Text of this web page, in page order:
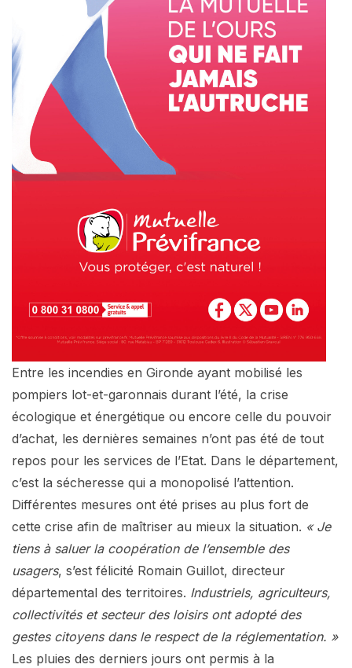
Entre les incendies en Gironde ayant mobilisé les
pompiers lot-et-garonnais durant l’été, la crise
écologique et énergétique ou encore celle du pouvoir
d’achat, les dernières semaines n’ont pas été de tout
repos pour les services de l’Etat. Dans le département,
c’est la sécheresse qui a monopolisé l’attention.
Différentes mesures ont été prises au plus fort de
cette crise afin de maîtriser au mieux la situation. « Je
tiens à saluer la coopération de l’ensemble des
usagers, s’est félicité Romain Guillot, directeur
départemental des territoires. Industriels, agriculteurs,
collectivités et secteur des loisirs ont adopté des
gestes citoyens dans le respect de la réglementation. »
Les pluies des derniers jours ont permis à la